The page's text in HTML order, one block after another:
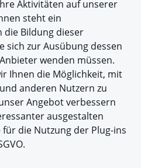
Aktivitäten auf unserer
steht ein
die Bildung dieser
sich zur Ausübung dessen
wenden müssen.
Ihnen die Möglichkeit, mit
anderen Nutzern zu
Angebot verbessern
ausgestalten
die Nutzung der Plug-ins